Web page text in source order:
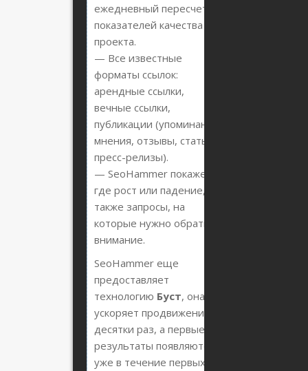
ежедневный пересчет
показателей качества
проекта.
— Все известные
форматы ссылок:
арендные ссылки,
вечные ссылки,
публикации (упоминания,
мнения, отзывы, статьи,
пресс-релизы).
— SeoHammer покажет,
где рост или падение, а
также запросы, на
которые нужно обратить
внимание.
SeoHammer еще
предоставляет
технологию Буст, она
ускоряет продвижение в
десятки раз, а первые
результаты появляются
уже в течение первых 7